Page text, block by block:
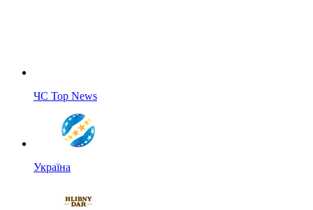
ЧС Top News
Україна